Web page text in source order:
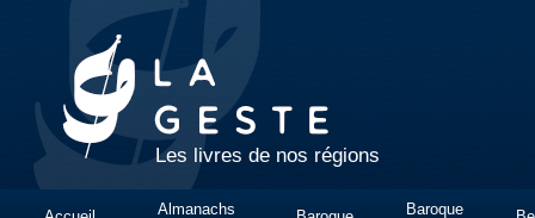
Les livres de nos régions
Almanachs
Baroque